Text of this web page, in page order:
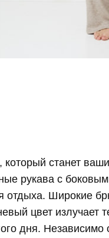
который станет
рукава с
отдыха. Широкие
цвет излучает
дня.